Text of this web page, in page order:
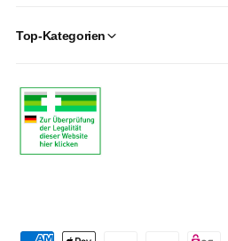
Top-Kategorien